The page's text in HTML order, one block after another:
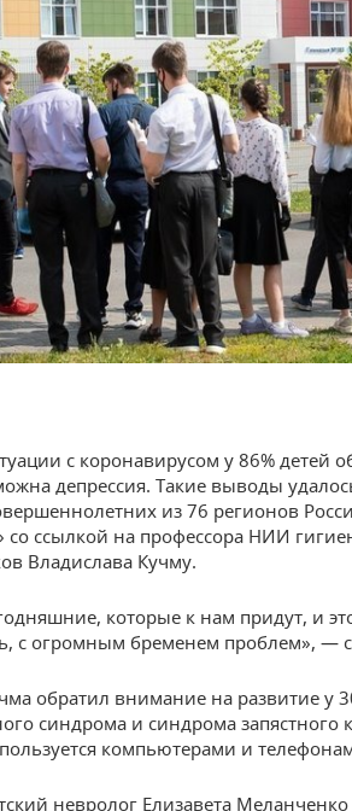
с коронавирусом у 86%
депрессия. Такие выводы
из 76 регионов
со ссылкой на профессора НИИ
Владислава Кучму.
которые к нам придут, и
с огромным бременем проблем», —
обратил внимание на развитие у
синдрома и синдрома запястного
компьютерами и
невролог Елизавета Меланченко